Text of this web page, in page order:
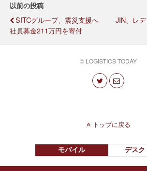
以前の投稿
SITCグループ、震災支援へ
社員募金211万円を寄付
JIN、レ
© LOGISTICS TODAY
トップに戻る
モバイル デスク